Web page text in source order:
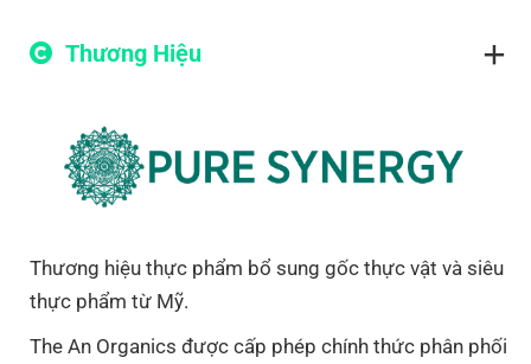
Thương Hiệu
Thương hiệu thực phẩm bổ sung gốc thực vật và siêu
thực phẩm từ Mỹ.
The An Organics được cấp phép chính thức phân phối